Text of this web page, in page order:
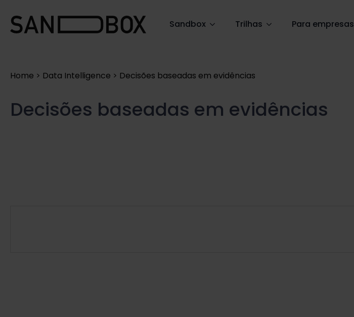
Sandbox Trilhas Para empresas
for:
Home > Data Intelligence > Decisões baseadas em evidências
Decisões baseadas em evidências